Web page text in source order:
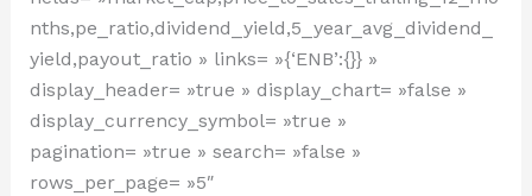
nths,pe_ratio,dividend_yield,5_year_avg_dividend_
yield,payout_ratio » links= »{‘ENB’:{}} »
display_header= »true » display_chart= »false »
display_currency_symbol= »true »
pagination= »true » search= »false »
rows_per_page= »5″